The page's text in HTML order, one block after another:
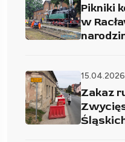
Pikniki
w
15.04.2026
Zakaz